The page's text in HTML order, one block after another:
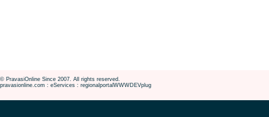
© PravasiOnline Since 2007. All rights reserved.
pravasionline.com : eServices : regionalportalWWWDEVplug